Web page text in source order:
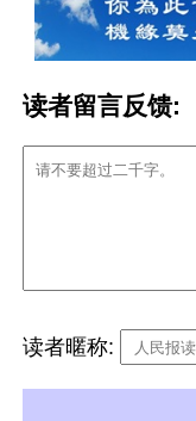
读者留言反馈:
读者暱称: